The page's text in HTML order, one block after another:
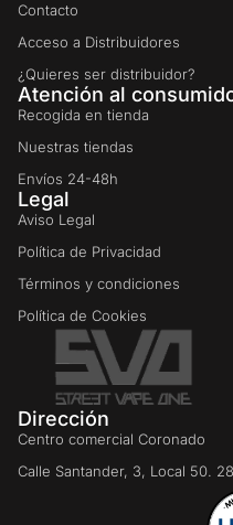
Contacto
Acceso a Distribuidores
¿Quieres ser distribuidor?
Atención al
Recogida en tienda
Nuestras tiendas
Envíos 24-48h
Legal
Aviso Legal
Política de Privacidad
Términos y condiciones
Política de Cookies
Dirección
Centro comercial Coronado
Calle Santander, 3, Local 50.